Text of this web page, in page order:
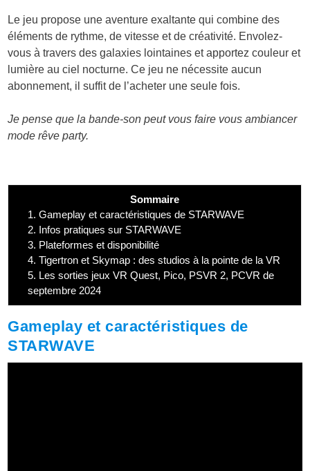
Le jeu propose une aventure exaltante qui combine des
éléments de rythme, de vitesse et de créativité. Envolez-
vous à travers des galaxies lointaines et apportez couleur et
lumière au ciel nocturne. Ce jeu ne nécessite aucun
abonnement, il suffit de l’acheter une seule fois.
Je pense que la bande-son peut vous faire vous ambiancer
mode rêve party.
Sommaire
1. Gameplay et caractéristiques de STARWAVE
2. Infos pratiques sur STARWAVE
3. Plateformes et disponibilité
4. Tigertron et Skymap : des studios à la pointe de la VR
5. Les sorties jeux VR Quest, Pico, PSVR 2, PCVR de
septembre 2024
Gameplay et caractéristiques de
STARWAVE